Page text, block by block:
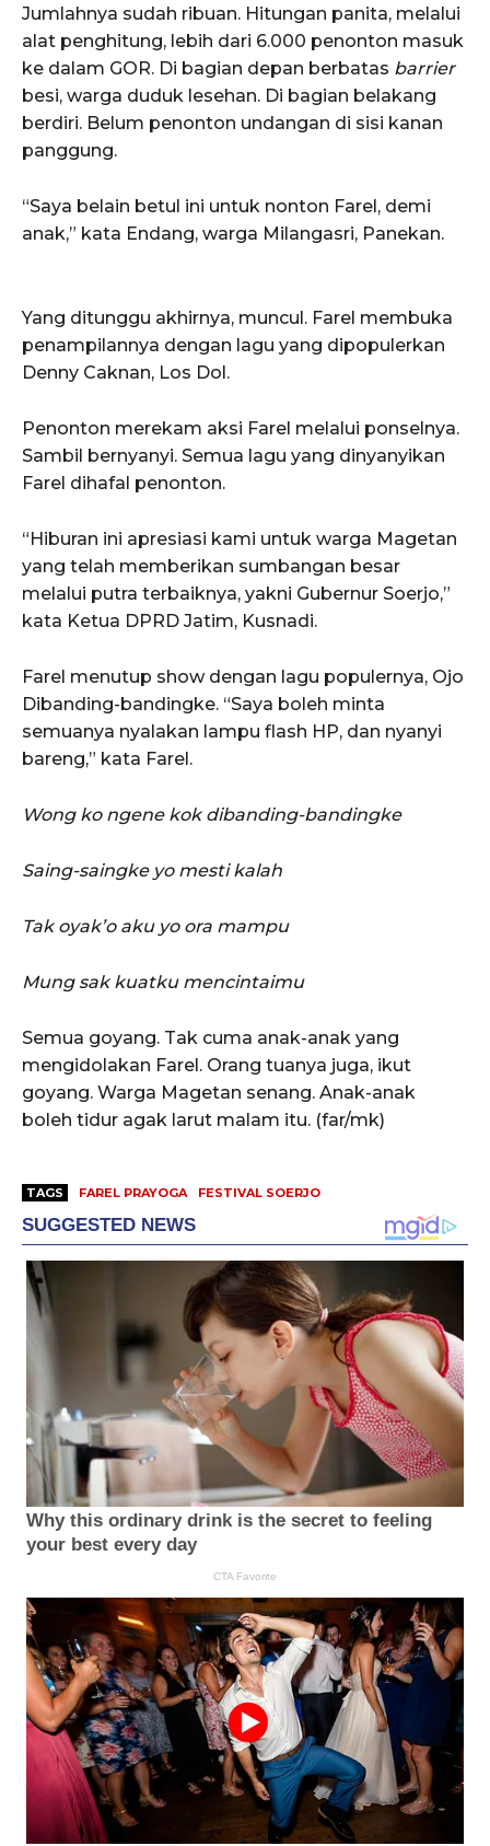
Jumlahnya sudah ribuan. Hitungan panita, melalui
alat penghitung, lebih dari 6.000 penonton masuk
ke dalam GOR. Di bagian depan berbatas barrier
besi, warga duduk lesehan. Di bagian belakang
berdiri. Belum penonton undangan di sisi kanan
panggung.
“Saya belain betul ini untuk nonton Farel, demi
anak,” kata Endang, warga Milangasri, Panekan.
Yang ditunggu akhirnya, muncul. Farel membuka
penampilannya dengan lagu yang dipopulerkan
Denny Caknan, Los Dol.
Penonton merekam aksi Farel melalui ponselnya.
Sambil bernyanyi. Semua lagu yang dinyanyikan
Farel dihafal penonton.
“Hiburan ini apresiasi kami untuk warga Magetan
yang telah memberikan sumbangan besar
melalui putra terbaiknya, yakni Gubernur Soerjo,”
kata Ketua DPRD Jatim, Kusnadi.
Farel menutup show dengan lagu populernya, Ojo
Dibanding-bandingke. “Saya boleh minta
semuanya nyalakan lampu flash HP, dan nyanyi
bareng,” kata Farel.
Wong ko ngene kok dibanding-bandingke
Saing-saingke yo mesti kalah
Tak oyak’o aku yo ora mampu
Mung sak kuatku mencintaimu
Semua goyang. Tak cuma anak-anak yang
mengidolakan Farel. Orang tuanya juga, ikut
goyang. Warga Magetan senang. Anak-anak
boleh tidur agak larut malam itu. (far/mk)
TAGS FAREL PRAYOGA FESTIVAL SOERJO